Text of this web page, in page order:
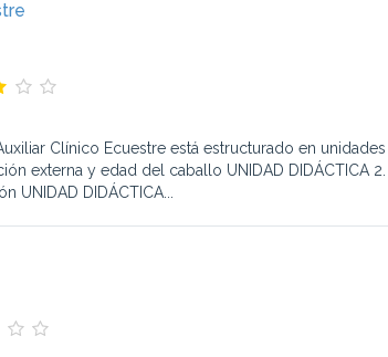
Clínico Ecuestre está estructurado en unidades
externa y edad del caballo UNIDAD DIDÁCTICA
UNIDAD DIDÁCTICA...